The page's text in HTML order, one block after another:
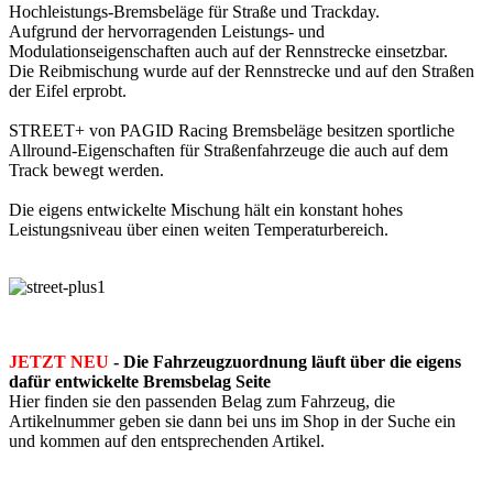
Hochleistungs-Bremsbeläge für Straße und Trackday.
Aufgrund der hervorragenden Leistungs- und
Modulationseigenschaften auch auf der Rennstrecke einsetzbar.
Die Reibmischung wurde auf der Rennstrecke und auf den Straßen
der Eifel erprobt.
STREET+ von PAGID Racing Bremsbeläge besitzen sportliche
Allround-Eigenschaften für Straßenfahrzeuge die auch auf dem
Track bewegt werden.
Die eigens entwickelte Mischung hält ein konstant hohes
Leistungsniveau über einen weiten Temperaturbereich.
JETZT NEU - Die Fahrzeugzuordnung läuft über die eigens
dafür entwickelte Bremsbelag Seite
Hier finden sie den passenden Belag zum Fahrzeug, die
Artikelnummer geben sie dann bei uns im Shop in der Suche ein
und kommen auf den entsprechenden Artikel.